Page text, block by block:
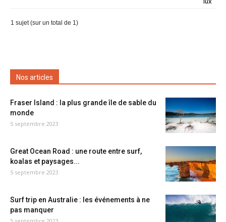
1 sujet (sur un total de 1)
Nos articles
Fraser Island : la plus grande île de sable du
monde
5 septembre 2023
Great Ocean Road : une route entre surf,
koalas et paysages...
5 septembre 2023
Surf trip en Australie : les événements à ne
pas manquer